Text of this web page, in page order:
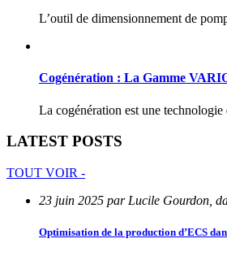
L’outil de dimensionnement de
Cogénération : La Gamme
La cogénération est une
LATEST POSTS
TOUT VOIR -
23 juin 2025 par Lucile Gourdon,
Optimisation de la production d’ECS